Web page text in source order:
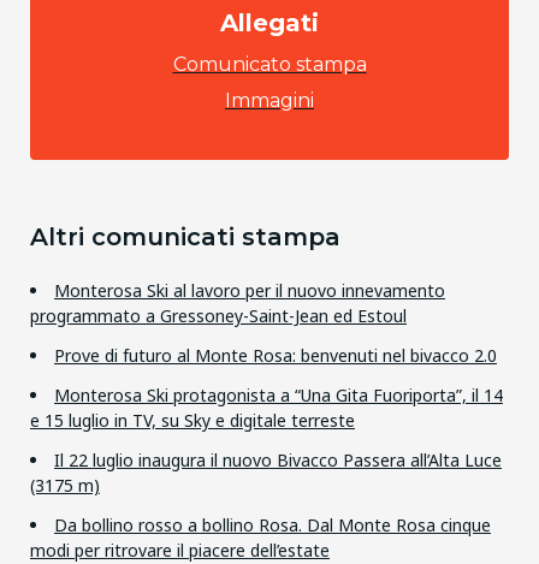
Allegati
Comunicato stampa
Immagini
Altri comunicati stampa
Monterosa Ski al lavoro per il nuovo innevamento
programmato a Gressoney-Saint-Jean ed Estoul
Prove di futuro al Monte Rosa: benvenuti nel bivacco 2.0
Monterosa Ski protagonista a “Una Gita Fuoriporta”, il 14
e 15 luglio in TV, su Sky e digitale terreste
Il 22 luglio inaugura il nuovo Bivacco Passera all’Alta Luce
(3175 m)
Da bollino rosso a bollino Rosa. Dal Monte Rosa cinque
modi per ritrovare il piacere dell’estate